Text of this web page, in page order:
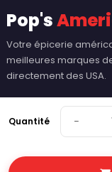
Quantité −
Pop's
Votre épicerie
meilleures marques
directement des USA.